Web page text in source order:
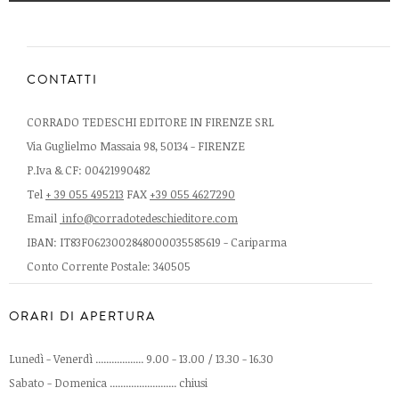
CONTATTI
CORRADO TEDESCHI EDITORE IN FIRENZE SRL
Via Guglielmo Massaia 98, 50134 - FIRENZE
P.Iva & CF: 00421990482
Tel + 39 055 495213 FAX +39 055 4627290
Email info@corradotedeschieditore.com
IBAN: IT83F0623002848000035585619 - Cariparma
Conto Corrente Postale: 340505
ORARI DI APERTURA
Lunedì - Venerdì .................. 9.00 - 13.00 / 13.30 - 16.30
Sabato - Domenica ......................... chiusi